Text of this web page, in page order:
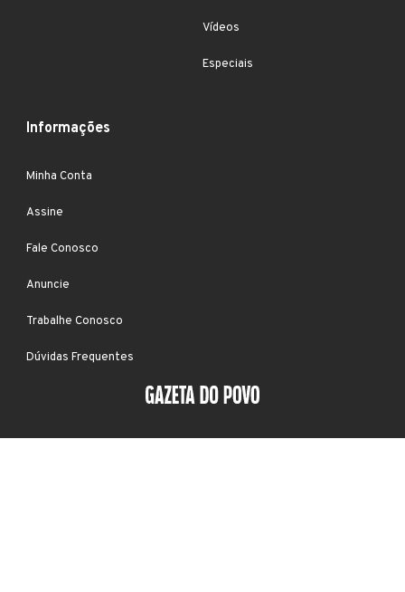
Vídeos
Especiais
Informações
Minha Conta
Assine
Fale Conosco
Anuncie
Trabalhe Conosco
Dúvidas Frequentes